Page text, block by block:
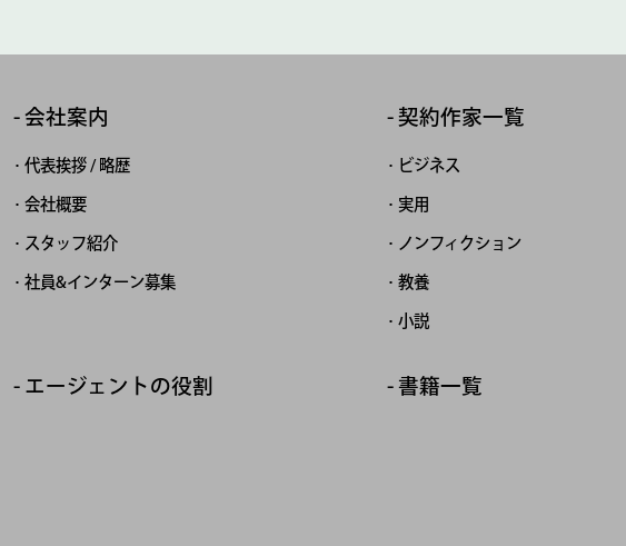
会社案内
代表挨拶 / 略歴
会社概要
スタッフ紹介
社員&インターン募集
契約作家一覧
ビジネス
実用
ノンフィクション
教養
小説
エージェントの役割 書籍一覧